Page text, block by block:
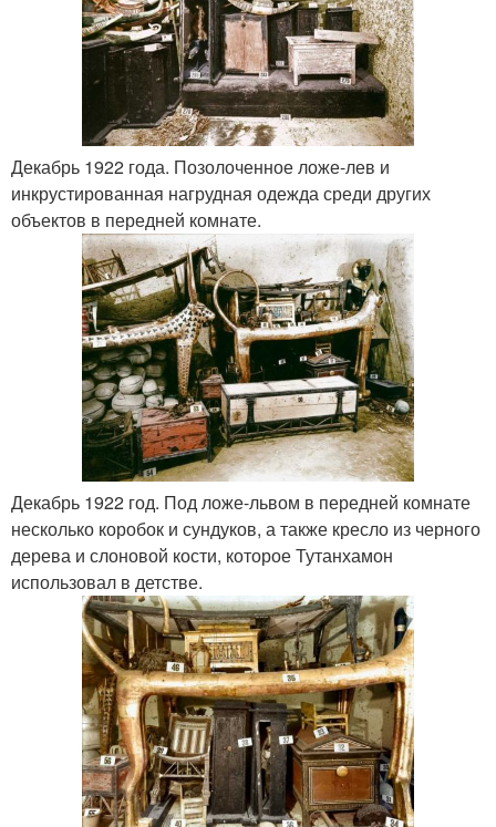
Декабрь 1922 года. Позолоченное ложе-лев и
инкрустированная нагрудная одежда среди других
объектов в передней комнате.
Декабрь 1922 год. Под ложе-львом в передней комнате
несколько коробок и сундуков, а также кресло из черного
дерева и слоновой кости, которое Тутанхамон
использовал в детстве.